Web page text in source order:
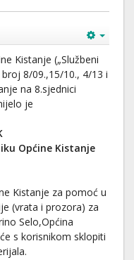
Kistanje („Službeni
8/09.,15/10., 4/13 i
na 8.sjednici
je
Općine Kistanje
Kistanje za pomoć u
(vrata i prozora) za
Selo,Općina
s korisnikom sklopiti